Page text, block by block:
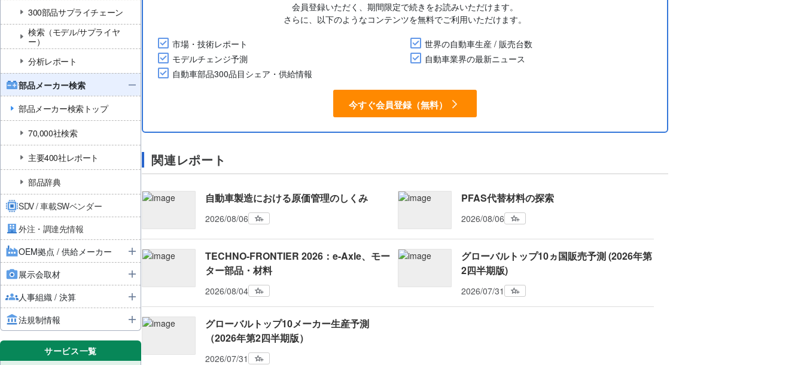
300部品サプライチェーン
検索（モデル/サプライヤ
ー）
分析レポート
部品メーカー検索
部品メーカー検索トップ
70,000社検索
主要400社レポート
部品辞典
SDV / 車載SWベンダー
外注・調達先情報
OEM拠点 / 供給メーカー
展示会取材
人事組織 / 決算
法規制情報
サービス一覧
会員登録いただく、期間限定で続きをお読みいただけます。
さらに、以下のようなコンテンツを無料でご利用いただけます。
市場・技術レポート
世界の自動車生産 / 販売台数
モデルチェンジ予測
自動車業界の最新ニュース
自動車部品300品目シェア・供給情報
今すぐ会員登録（無料）
関連レポート
自動車製造における原価管理のしくみ
2026/08/06
PFAS代替材料の探索
2026/08/06
TECHNO-FRONTIER 2026：e-Axle、モー
ター部品・材料
2026/08/04
グローバルトップ10ヵ国販売予測 (2026年第
2四半期版)
2026/07/31
グローバルトップ10メーカー生産予測
（2026年第2四半期版）
2026/07/31